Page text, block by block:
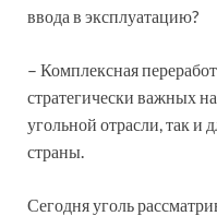
ввода в эксплуатацию?
– Комплексная
стратегически важных
угольной отрасли, так и
страны.
Сегодня уголь